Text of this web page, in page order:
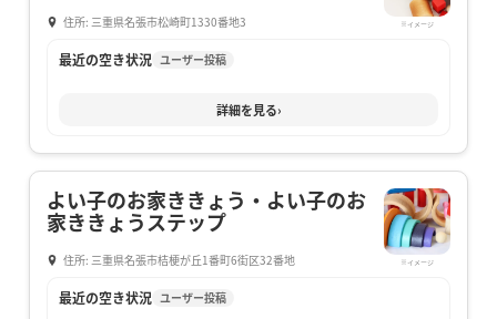
住所: 三重県名張市松崎町1330番地3 ※イメージ
最近の空き状況 ユーザー投稿
詳細を見る›
よい子のお家ききょう・よい子のお
家ききょうステップ
住所: 三重県名張市桔梗が丘1番町6街区32番地 ※イメージ
最近の空き状況 ユーザー投稿